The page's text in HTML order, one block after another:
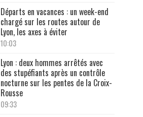
Départs en vacances : un week-end
chargé sur les routes autour de
Lyon, les axes à éviter
10:03
Lyon : deux hommes arrêtés avec
des stupéfiants après un contrôle
nocturne sur les pentes de la Croix-
Rousse
09:33